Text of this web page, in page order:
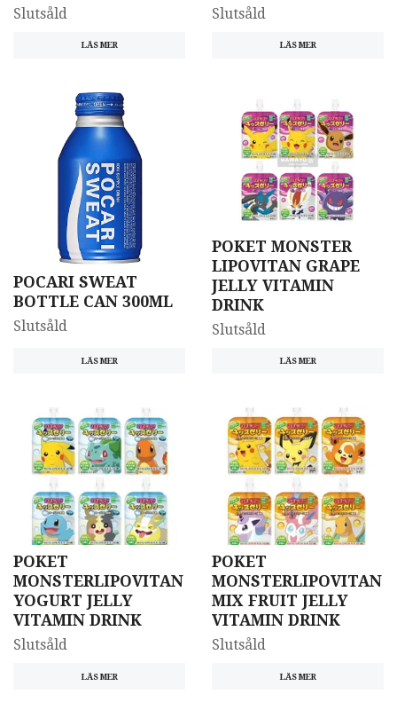
Slutsåld
LÄS MER
Slutsåld
LÄS MER
POCARI SWEAT
BOTTLE CAN 300ML
Slutsåld
LÄS MER
POKET MONSTER
LIPOVITAN GRAPE
JELLY VITAMIN
DRINK
Slutsåld
LÄS MER
POKET
MONSTERLIPOVITAN
YOGURT JELLY
VITAMIN DRINK
Slutsåld
LÄS MER
POKET
MONSTERLIPOVITAN
MIX FRUIT JELLY
VITAMIN DRINK
Slutsåld
LÄS MER